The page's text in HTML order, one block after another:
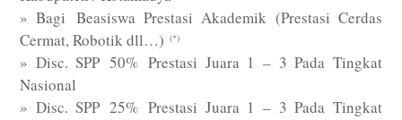
» Bagi Beasiswa Prestasi Akademik (Prestasi Cerdas
Cermat, Robotik dll…) (*)
» Disc. SPP 50% Prestasi Juara 1 – 3 Pada Tingkat
Nasional
» Disc. SPP 25% Prestasi Juara 1 – 3 Pada Tingkat